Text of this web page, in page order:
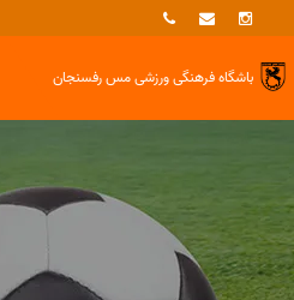
باشگاه فرهنگی ورزشیمس رفسنجان